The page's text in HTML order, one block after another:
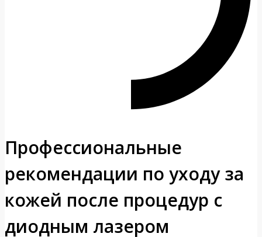
Профессиональные
рекомендации по уходу за
кожей после процедур с
диодным лазером